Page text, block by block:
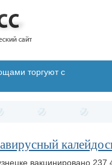
торгуют с
вакцинировано 237